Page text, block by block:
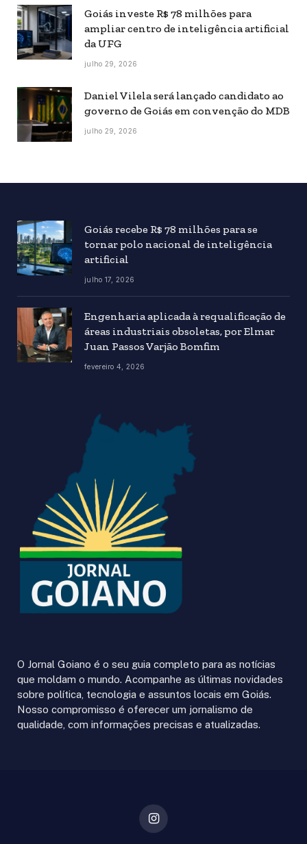
Goiás investe R$ 78 milhões para
ampliar centro de inteligência artificial
da UFG
julho 29, 2026
Daniel Vilela será lançado candidato ao
governo de Goiás em convenção do MDB
julho 29, 2026
Goiás recebe R$ 78 milhões para se
tornar polo nacional de inteligência
artificial
julho 17, 2026
Engenharia aplicada à requalificação de
áreas industriais obsoletas, por Elmar
Juan Passos Varjão Bomfim
fevereiro 4, 2026
O Jornal Goiano é o seu guia completo para as notícias
que moldam o mundo. Acompanhe as últimas novidades
sobre política, tecnologia e assuntos locais em Goiás.
Nosso compromisso é oferecer um jornalismo de
qualidade, com informações precisas e atualizadas.
Instagram